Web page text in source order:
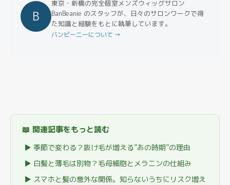
B
東京・新橋の完全個室メンズウィッグサロン
BanBeanie のスタッフが、日々のサロンワークで得
た知識と経験をもとに執筆しています。
バンビーニーについて →
📖 関連記事をもっと読む
▶ 季節で変わる？抜け毛が増える”あの時期”の理由
▶ 白髪と薄毛は別物？毛母細胞とメラニンの仕組み
▶ スマホと髪の意外な関係。知らないうちにリスク増え